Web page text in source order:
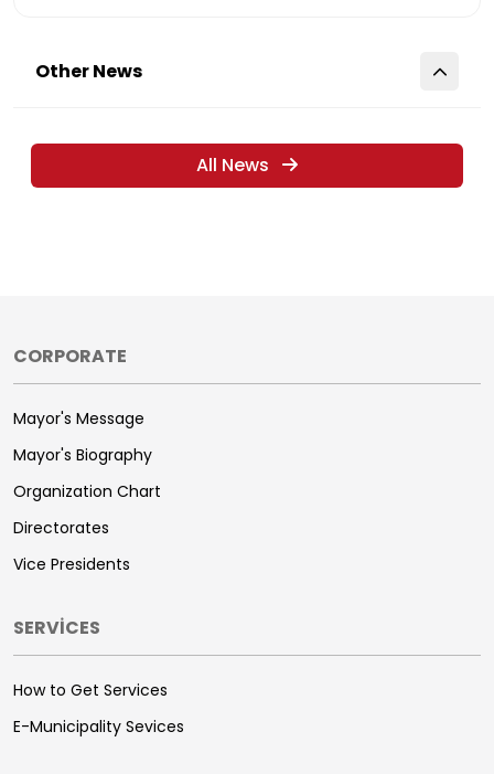
Other News
All News
CORPORATE
Mayor's Message
Mayor's Biography
Organization Chart
Directorates
Vice Presidents
SERVİCES
How to Get Services
E-Municipality Sevices